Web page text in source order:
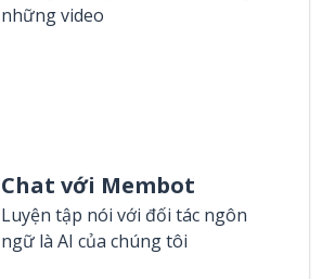
những video
Chat với Membot
Luyện tập nói với đối tác ngôn
ngữ là AI của chúng tôi